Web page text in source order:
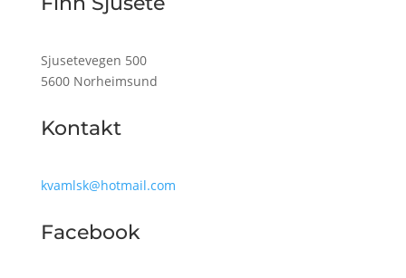
Sjusetevegen 500
5600 Norheimsund
Kontakt
kvamlsk@hotmail.com
Facebook